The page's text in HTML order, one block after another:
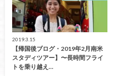
2019.3.15
【帰国後ブログ・2019年2月南米
スタディツアー】〜長時間フライ
トを乗り越え…